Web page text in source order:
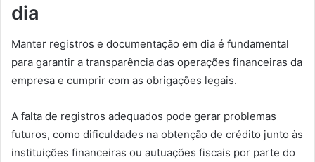
dia
Manter registros e documentação em dia é fundamental
para garantir a transparência das operações financeiras da
empresa e cumprir com as obrigações legais.
A falta de registros adequados pode gerar problemas
futuros, como dificuldades na obtenção de crédito junto às
instituições financeiras ou autuações fiscais por parte do